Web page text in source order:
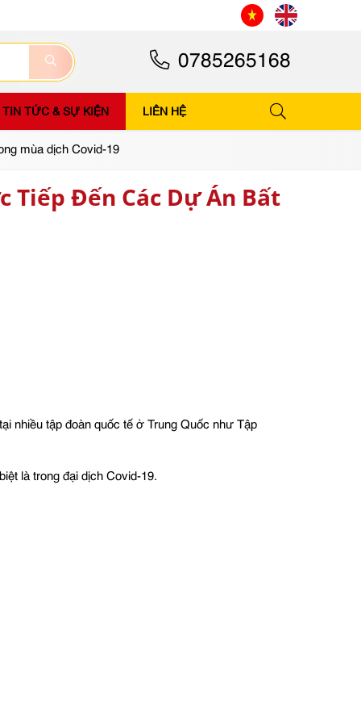
0785265168
TIN TỨC & SỰ KIỆN LIÊN HỆ
mùa dịch Covid-19
Tiếp Đến Các Dự Án Bất
nhiều tập đoàn quốc tế ở Trung Quốc như Tập
là trong đại dịch Covid-19.